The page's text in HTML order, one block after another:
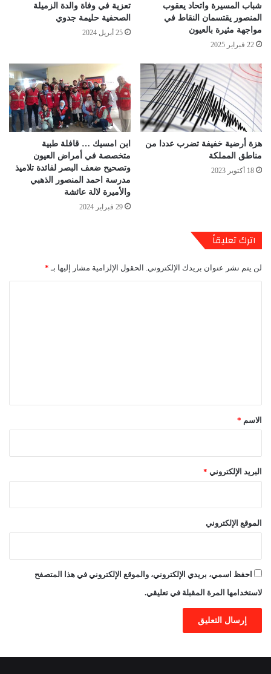
شباب المسيرة واتحاد يعقوب
المنصور يقتسمان النقاط في
مواجهة مثيرة بالعيون
22 فبراير 2025
تعزية في وفاة والدة الزميلة
الصحفية حليمة جدوي
25 أبريل 2024
هزة أرضية خفيفة تضرب عددا من
مناطق المملكة
18 أكتوبر 2023
ابن امسيك … قافلة طبية
متخصصة في أمراض العيون
وتصحيح ضعف البصر لفائدة تلاميذ
مدرسة احمد المنصور الذهبي
والأميرة لالة عائشة
29 فبراير 2024
اترك تعليقاً
لن يتم نشر عنوان بريدك الإلكتروني. الحقول الإلزامية مشار إليها بـ *
*الاسم *
البريد الإلكتروني *
الموقع الإلكتروني
احفظ اسمي، بريدي الإلكتروني، والموقع الإلكتروني في هذا المتصفح
لاستخدامها المرة المقبلة في تعليقي.